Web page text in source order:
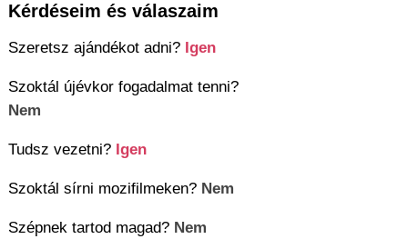
Kérdéseim és válaszaim
Szeretsz ajándékot adni? Igen
Szoktál újévkor fogadalmat tenni?
Nem
Tudsz vezetni? Igen
Szoktál sírni mozifilmeken? Nem
Szépnek tartod magad? Nem